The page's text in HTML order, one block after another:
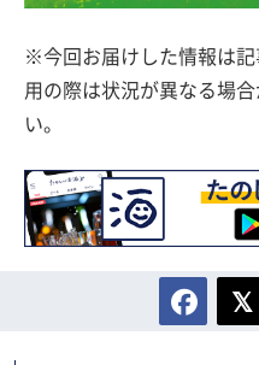
※今回お届けした情報は記
用の際は状況が異なる場
い。